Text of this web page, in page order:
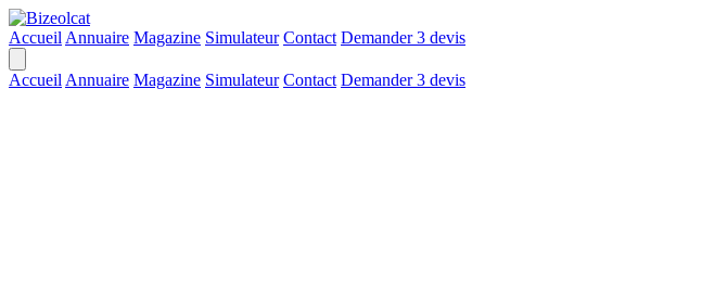
Accueil Annuaire Magazine Simulateur Contact Demander 3 devis
Accueil Annuaire Magazine Simulateur Contact Demander 3 devis